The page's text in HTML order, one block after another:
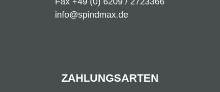
info@spindmax.de
ZAHLUNGSARTEN